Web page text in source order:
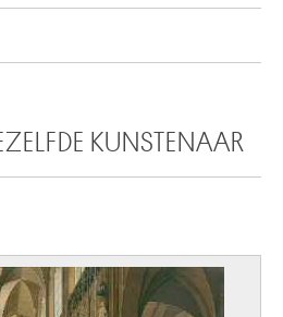
KUNSTENAAR